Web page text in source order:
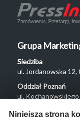
Grupa
Siedziba
ul. Jordanowska 12,
Oddział Poznań
ul.
Menu
Niniejsza strona